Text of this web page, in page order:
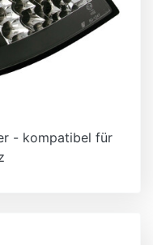
- kompatibel für